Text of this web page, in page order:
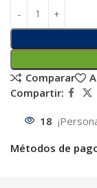
Comparar
Compartir:
18
Métodos de